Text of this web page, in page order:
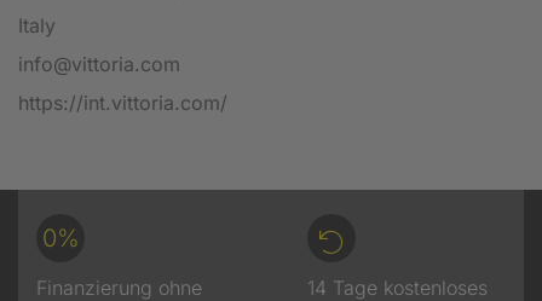
Italy
info@vittoria.com
https://int.vittoria.com/
0%
Finanzierung ohne
14 Tage kostenloses